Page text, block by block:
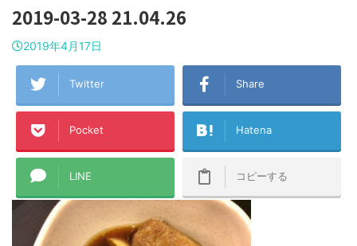
2019-03-28 21.04.26
2019年4月17日
Twitter Share
Pocket Hatena
LINE コピーする